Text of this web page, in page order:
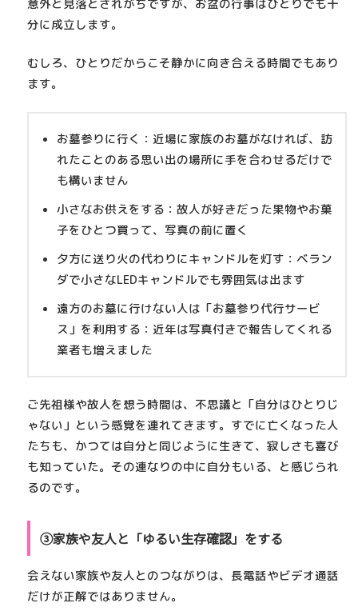
意外と見落とされがちですが、 お盆の行事はひとりでも十
分に成立します。
むしろ、ひとりだからこそ静かに向き合える時間でもあり
ます。
お墓参りに行く ：近場に家族のお墓がなければ、訪
れたことのある思い出の場所に手を合わせるだけで
も構いません
小さなお供えをする ：故人が好きだった果物やお菓
子をひとつ買って、写真の前に置く
夕方に送り火の代わりにキャンドルを灯す ：ベラン
ダで小さなLEDキャンドルでも雰囲気は出ます
遠方のお墓に行けない人は「お墓参り代行サービ
ス」を利用する ：近年は写真付きで報告してくれる
業者も増えました
ご先祖様や故人を想う時間は、不思議と「自分はひとりじ
ゃない」という感覚を連れてきます。すでに亡くなった人
たちも、かつては自分と同じように生きて、寂しさも喜び
も知っていた。その連なりの中に自分もいる、と感じられ
るのです。
③家族や友人と「ゆるい生存確認」をする
会えない家族や友人とのつながりは、長電話やビデオ通話
だけが正解ではありません。